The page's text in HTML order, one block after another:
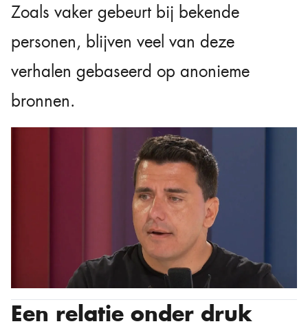
Zoals vaker gebeurt bij bekende
personen, blijven veel van deze
verhalen gebaseerd op anonieme
bronnen.
Een relatie onder druk